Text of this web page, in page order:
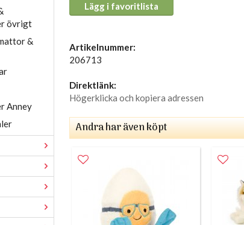
övrigt
&
Anney
Lägg i favoritlista
Artikelnummer:
206713
Direktlänk:
Högerklicka och kopiera adressen
Andra har även köpt